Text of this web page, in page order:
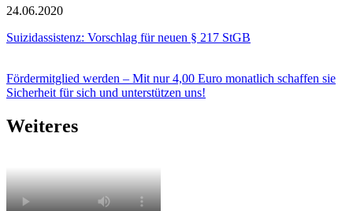
24.06.2020
Suizidassistenz: Vorschlag für neuen § 217 StGB
Fördermitglied werden – Mit nur 4,00 Euro monatlich schaffen sie
Sicherheit für sich und unterstützen uns!
Weiteres